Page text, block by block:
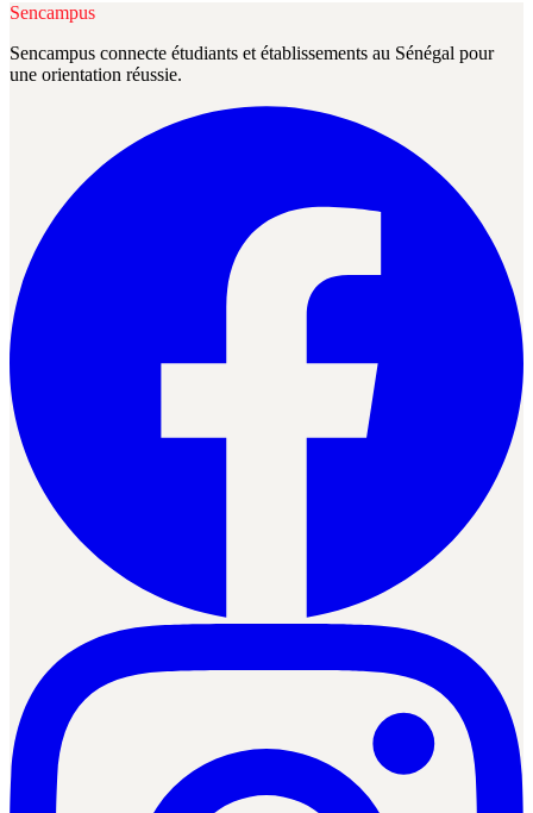
Sencampus
Sencampus connecte étudiants et établissements au Sénégal pour
une orientation réussie.